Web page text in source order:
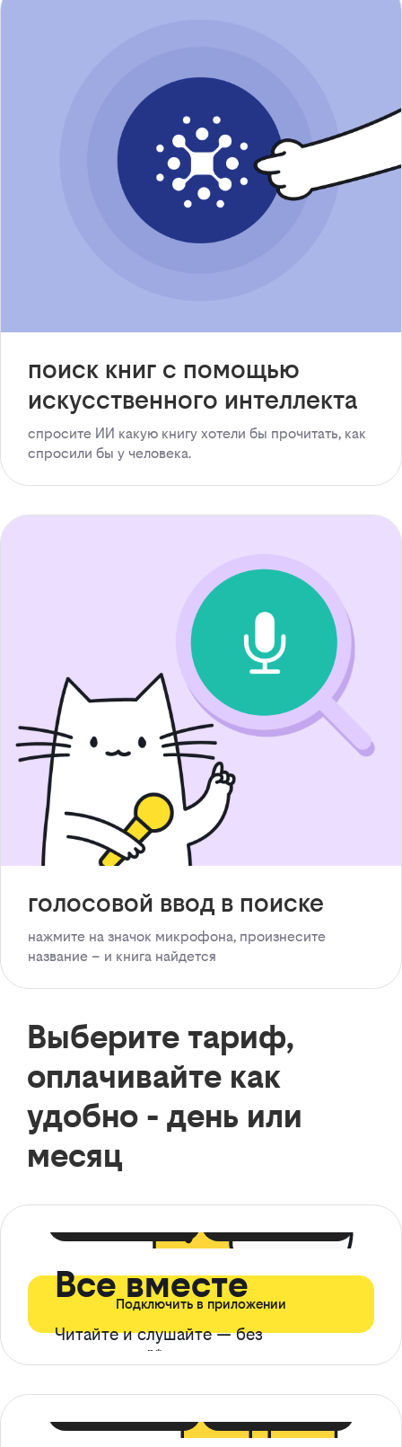
поиск книг с помощью
искусственного интеллекта
спросите ИИ какую книгу хотели бы прочитать, как
спросили бы у человека.
голосовой ввод в поиске
нажмите на значок микрофона, произнесите
название – и книга найдется
Выберите тариф,
оплачивайте как
удобно - день или
месяц
Все вместе
Читайте и слушайте — без
ограничений*
Подключить в приложении